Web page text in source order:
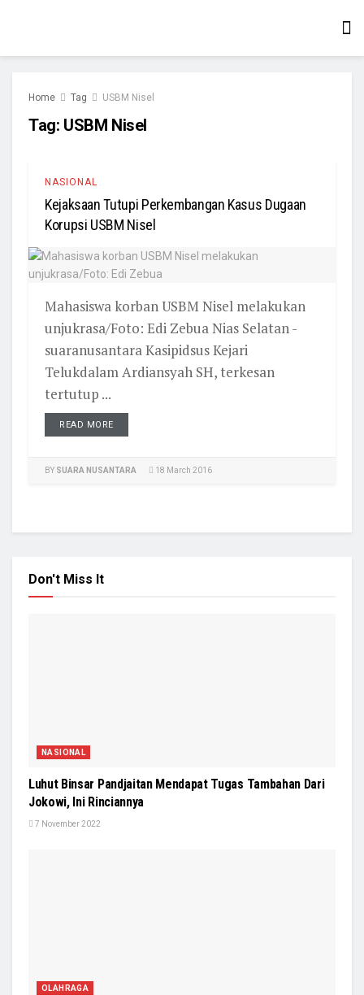
Home Tag USBM Nisel
Tag: USBM Nisel
NASIONAL
Kejaksaan Tutupi Perkembangan Kasus Dugaan
Korupsi USBM Nisel
Mahasiswa korban USBM Nisel melakukan
unjukrasa/Foto: Edi Zebua Nias Selatan -
suaranusantara Kasipidsus Kejari
Telukdalam Ardiansyah SH, terkesan
tertutup ...
READ MORE
BY SUARA NUSANTARA 18 March 2016
Don't Miss It
NASIONAL
Luhut Binsar Pandjaitan Mendapat Tugas Tambahan Dari
Jokowi, Ini Rinciannya
7 November 2022
OLAHRAGA